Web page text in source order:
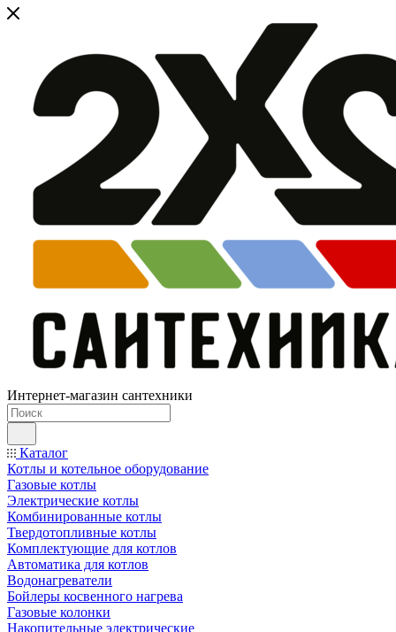
Интернет-магазин сантехники
Каталог
Котлы и котельное оборудование
Газовые котлы
Электрические котлы
Комбинированные котлы
Твердотопливные котлы
Комплектующие для котлов
Автоматика для котлов
Водонагреватели
Бойлеры косвенного нагрева
Газовые колонки
Накопительные электрические